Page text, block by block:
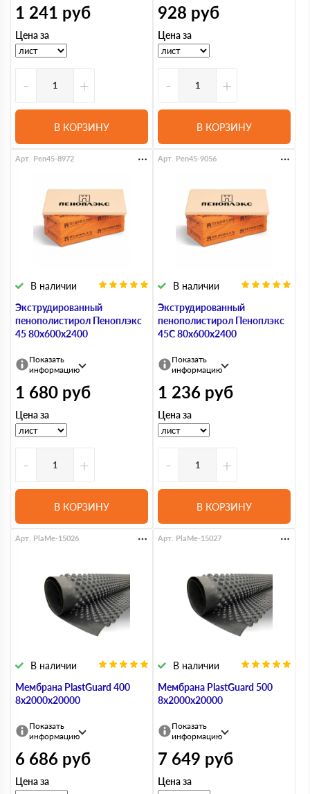
1 241 руб
Цена за
- +
В КОРЗИНУ
928 руб
Цена за
- +
В КОРЗИНУ
Экструдированный
пенополистирол Пеноплэкс
45 80х600х2400
В наличии
Арт. Pen45-8972
Показать
информацию
1 680 руб
Цена за
- +
В КОРЗИНУ
Экструдированный
пенополистирол Пеноплэкс
45С 80х600х2400
В наличии
Арт. Pen45-9056
Показать
информацию
1 236 руб
Цена за
- +
В КОРЗИНУ
Мембрана PlastGuard 400
8х2000х20000
В наличии
Арт. PlaMe-15026
Показать
информацию
6 686 руб
Цена за
Мембрана PlastGuard 500
8х2000х20000
В наличии
Арт. PlaMe-15027
Показать
информацию
7 649 руб
Цена за